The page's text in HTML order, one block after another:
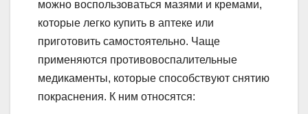
можно воспользоваться мазями и кремами,
которые легко купить в аптеке или
приготовить самостоятельно. Чаще
применяются противовоспалительные
медикаменты, которые способствуют снятию
покраснения. К ним относятся: